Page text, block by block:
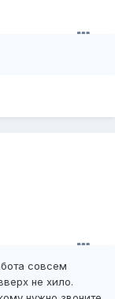
совсем
не хило.